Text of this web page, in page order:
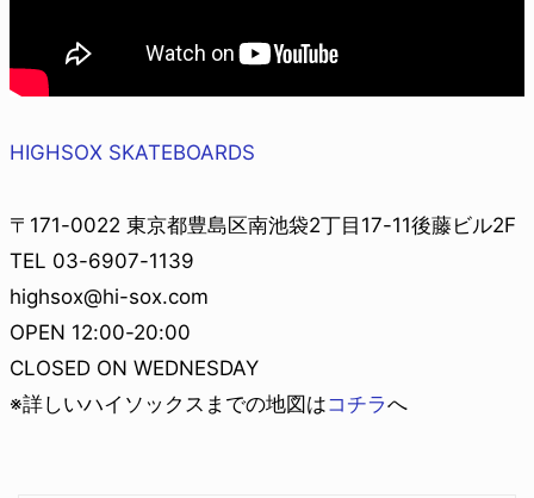
HIGHSOX SKATEBOARDS
〒171-0022 東京都豊島区南池袋2丁目17-11後藤ビル2F
TEL 03-6907-1139
highsox@hi-sox.com
OPEN 12:00-20:00
CLOSED ON WEDNESDAY
※詳しいハイソックスまでの地図はコチラへ